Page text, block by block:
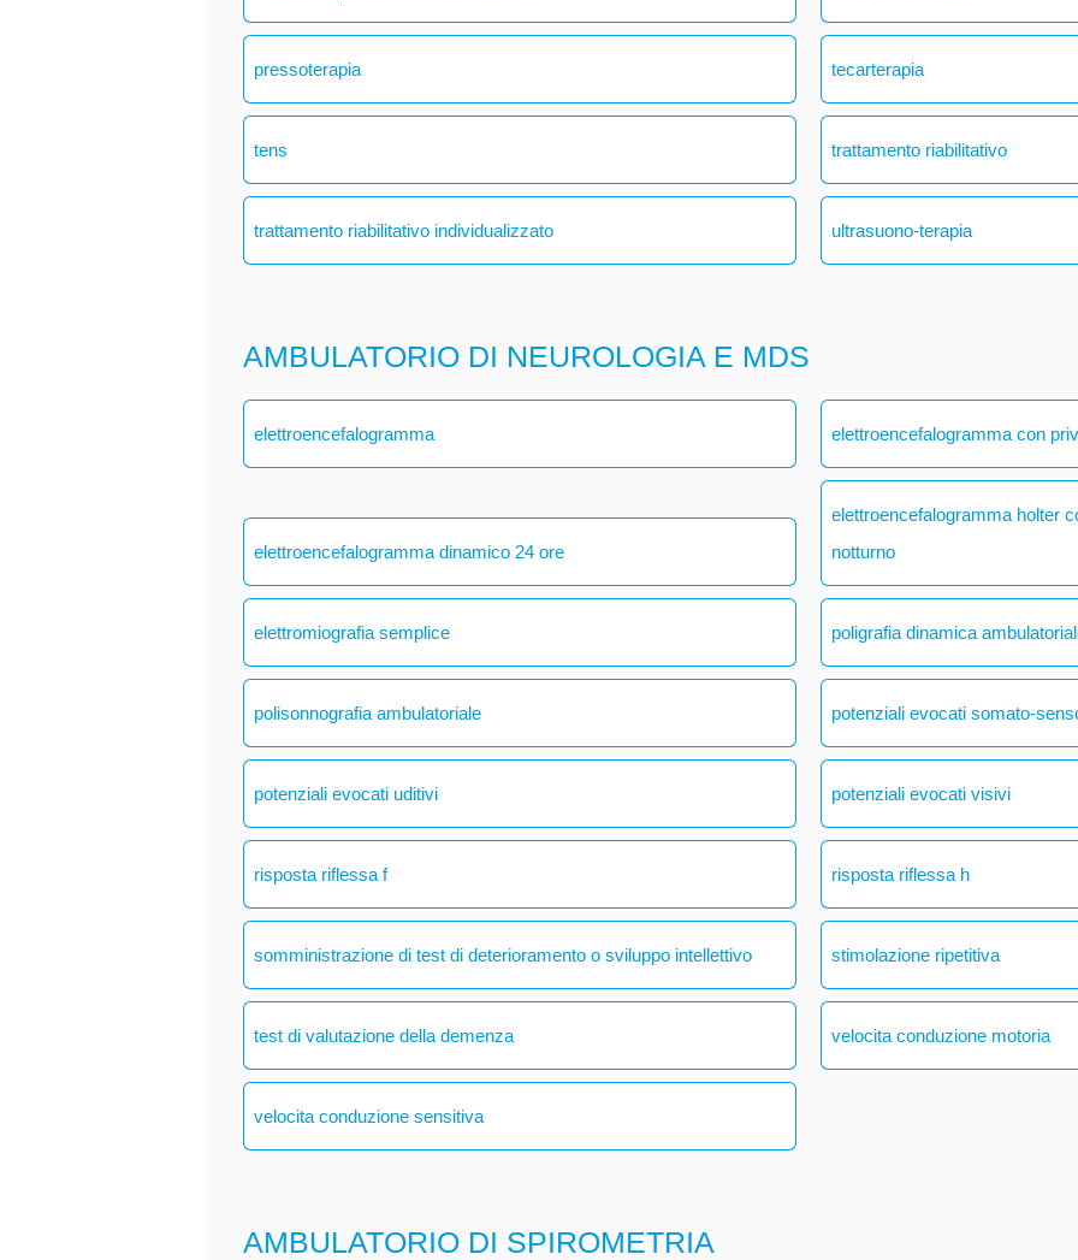
pressoterapia tecarterapia
tens trattamento riabilitativo
trattamento riabilitativo individualizzato ultrasuono-terapia
AMBULATORIO DI NEUROLOGIA E MDS
elettroencefalogramma elettroencefalogramma con
elettroencefalogramma dinamico 24 ore
elettroencefalogramma holter
notturno
elettromiografia semplice poligrafia dinamica
polisonnografia ambulatoriale potenziali evocati somato-
potenziali evocati uditivi potenziali evocati visivi
risposta riflessa f risposta riflessa h
somministrazione di test di deterioramento o sviluppo intellettivo stimolazione ripetitiva
test di valutazione della demenza velocita conduzione motoria
velocita conduzione sensitiva
AMBULATORIO DI SPIROMETRIA